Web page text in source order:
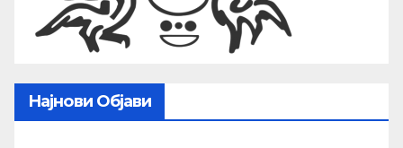
Најнови Објави